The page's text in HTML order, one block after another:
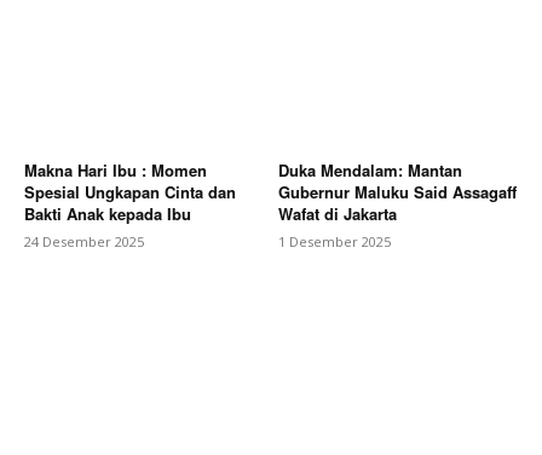
Makna Hari Ibu : Momen
Spesial Ungkapan Cinta dan
Bakti Anak kepada Ibu
24 Desember 2025
Duka Mendalam: Mantan
Gubernur Maluku Said Assagaff
Wafat di Jakarta
1 Desember 2025